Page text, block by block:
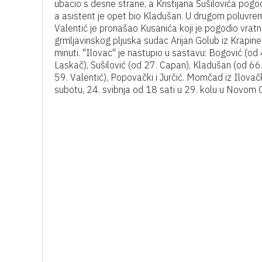
ubacio s desne strane, a Kristijana Sušilovića
a asistent je opet bio Kladušan. U drugom
Valentić je pronašao Kusanića koji je pogodio
grmljavinskog pljuska sudac Arijan Golub iz
minuti. "Ilovac" je nastupio u sastavu: Bogović
Laskač), Sušilović (od 27. Capan), Kladušan (od
59. Valentić), Popovački i Jurčić. Momčad iz
subotu, 24. svibnja od 18 sati u 29. kolu u Novom